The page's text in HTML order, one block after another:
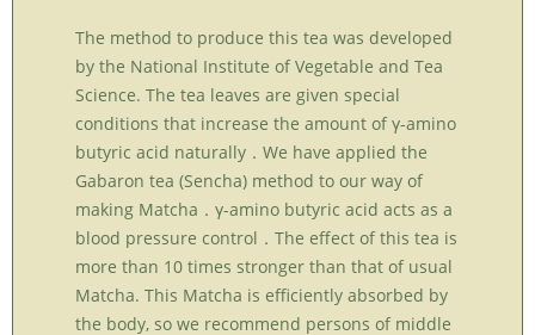
The method to produce this tea was developed
by the National Institute of Vegetable and Tea
Science. The tea leaves are given special
conditions that increase the amount of γ-amino
butyric acid naturally．We have applied the
Gabaron tea (Sencha) method to our way of
making Matcha．γ-amino butyric acid acts as a
blood pressure control．The effect of this tea is
more than 10 times stronger than that of usual
Matcha. This Matcha is efficiently absorbed by
the body, so we recommend persons of middle